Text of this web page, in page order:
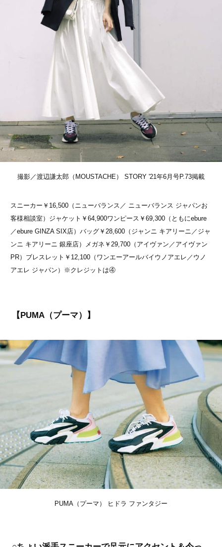
撮影／渡辺謙太郎（MOUSTACHE） STORY '21年6月号P.73掲載
スニーカー￥16,500（ニューバランス／ ニューバランス ジャパンお
客様相談室）ジャケット￥64,900ワンピース￥69,300（ともにebure
／ebure GINZA SIX店）バッグ￥28,600（ジャンニ キアリーニ／ジャ
ンニ キアリーニ 銀座店）メガネ￥29,700（アイヴァン／アイヴァン
PR）ブレスレット￥12,100（ワンエーアールバイウノアエレ／ウノ
アエレ ジャパン）※クレジットは④
【PUMA（プーマ）】
PUMA（プーマ） ヒドラ ファンタジー